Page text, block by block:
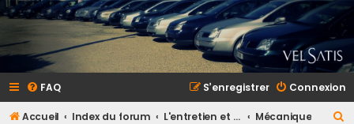
FAQ Connexion
S’enregistrer
Accueil Index du forum L'entretien et la maintenance Mécanique